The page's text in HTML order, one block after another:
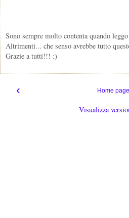
Sono sempre molto contenta quando
Altrimenti... che senso avrebbe tutto
Grazie a tutti!!! :)
‹ Home page
Visualizza